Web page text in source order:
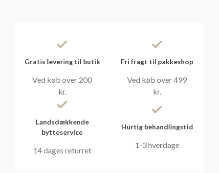
Gratis levering til butik
Ved køb over 200
kr.
Fri fragt til pakkeshop
Ved køb over 499
kr.
Landsdækkende
bytteservice
14 dages returret
Hurtig behandlingstid
1-3 hverdage